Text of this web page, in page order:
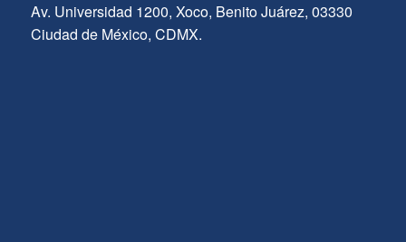
Av. Universidad 1200, Xoco, Benito Juárez, 03330
Ciudad de México, CDMX.